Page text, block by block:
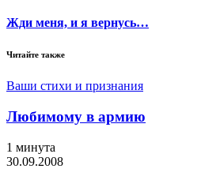
Жди меня, и я вернусь…
Читайте также
Ваши стихи и признания
Любимому в армию
1 минута
30.09.2008